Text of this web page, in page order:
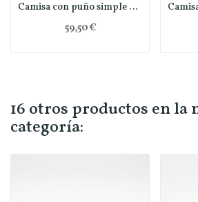
Camisa con puño simple y regular fit
59,50 €
16 otros productos en la
categoría: